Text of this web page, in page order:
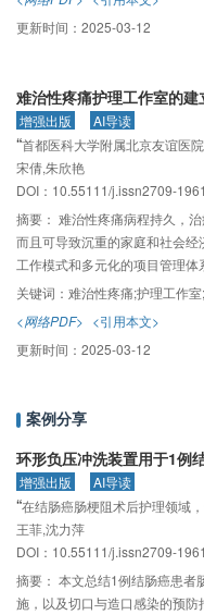
实施基于3S系统框架的危机管
功时间、输液总耗时；抽取
组输液等待时间为（0.33±0.14
照组的（0.50±0.07）h，差异有
（2.01±1.11）h，低于对照组
0.01）。观察组患者满意度高
数量激增期间，运用基于3S系
行针对性的干预措施，能有效降
患者满意度。
更新时间： 2025-03-12
难治性疼痛护理工作室的建
增强出版 AI导读
“首都医科大学附属北京友谊医
学化、系统化、专业化护理服务
供参考依据，提高患者生活质量
宋倩,朱欣艳
DOI：10.55111/j.issn2709-
摘要： 难治性疼痛病程持久，
而且可导致沉重的家庭和社会
工作模式和多元化的项目管理
护理服务。2021年，首都医科
痛护理工作室”。本研究就难
果进行总结，旨在为优化护理
时为推广难治性疼痛护理门诊模
关键词： 难治性疼痛;护理工作
<网络PDF> <引用本文>
更新时间： 2025-03-12
案例分享
环形负压冲洗装置用于1例
增强出版 AI导读
“在结肠癌肠梗阻术后护理领域
有效控制切口感染，促进患者康
王菲,沈力萍
DOI：10.55111/j.issn2709-
摘要： 本文总结1例结肠癌患者
施，以及切口与造口感染的预